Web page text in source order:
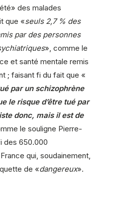
des malades
que «seuls 2,7 % des
par des personnes
», comme le
et santé mentale remis
; faisant fi du fait que «
par un schizophrène
le risque d’être tué par
donc, mais il est de
le souligne Pierre-
des 650.000
qui, soudainement,
de «dangereux».